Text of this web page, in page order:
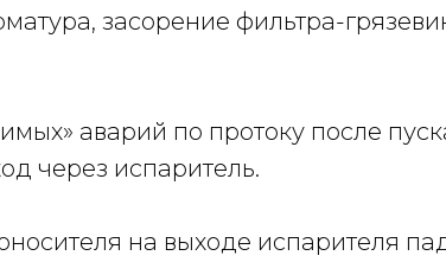
засорение фильтра-
аварий по протоку после
через испаритель.
на выходе испарителя